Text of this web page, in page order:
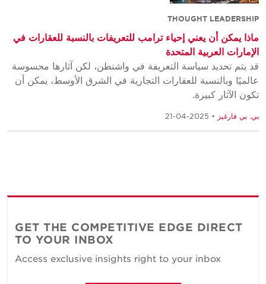
THOUGHT LEADERSHIP
ماذا يمكن أن يعني إحياء ترامب للتعريفات بالنسبة للعقارات في
الإمارات العربية المتحدة
قد يتم تحديد سياسة التعريفة في واشنطن، لكن آثارها محسوسة
عالميًا وبالنسبة للعقارات التجارية في الشرق الأوسط، يمكن أن
تكون الآثار كبيرة.
بي. بي فارغيز• 2025-04-21
GET THE COMPETITIVE EDGE DIRECT
TO YOUR INBOX
Access exclusive insights right to your inbox